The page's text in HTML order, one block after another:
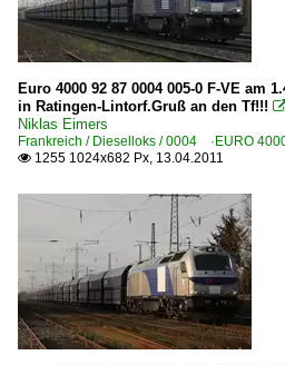
Euro 4000 92 87 0004 005-0 F-VE am
in Ratingen-Lintorf.Gruß an den Tf!!!
Niklas Eimers
Frankreich / Dieselloks / 0004 ·EURO
 1255 1024x682 Px, 13.04.2011